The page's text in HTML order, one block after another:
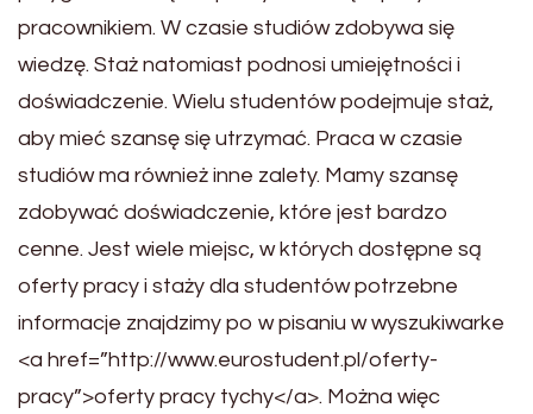
pracownikiem. W czasie studiów zdobywa się
wiedzę. Staż natomiast podnosi umiejętności i
doświadczenie. Wielu studentów podejmuje staż,
aby mieć szansę się utrzymać. Praca w czasie
studiów ma również inne zalety. Mamy szansę
zdobywać doświadczenie, które jest bardzo
cenne. Jest wiele miejsc, w których dostępne są
oferty pracy i staży dla studentów potrzebne
informacje znajdzimy po w pisaniu w wyszukiwarke
<a href=”http://www.eurostudent.pl/oferty-
pracy”>oferty pracy tychy</a>. Można więc